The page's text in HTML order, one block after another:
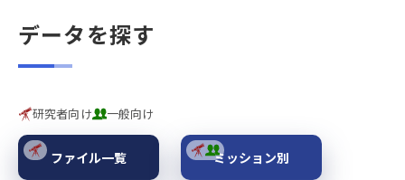
データを探す
研究者向け 一般向け
ファイル一覧 ミッション別